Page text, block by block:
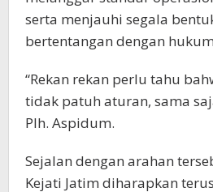
serta menjauhi segala
bertentangan dengan
“Rekan rekan perlu tahu
tidak patuh aturan, sama
Plh. Aspidum.
Sejalan dengan arahan
Kejati Jatim diharapkan